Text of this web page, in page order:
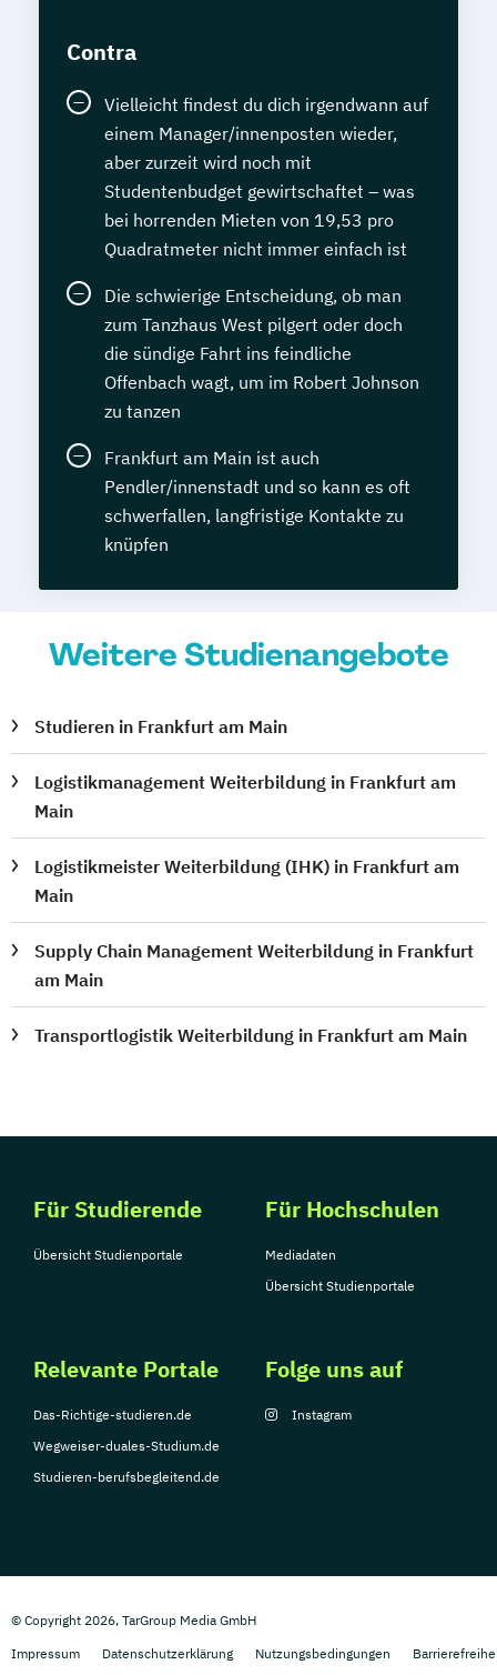
Contra
Vielleicht findest du dich irgendwann auf
einem Manager/innenposten wieder,
aber zurzeit wird noch mit
Studentenbudget gewirtschaftet – was
bei horrenden Mieten von 19,53 pro
Quadratmeter nicht immer einfach ist
Die schwierige Entscheidung, ob man
zum Tanzhaus West pilgert oder doch
die sündige Fahrt ins feindliche
Offenbach wagt, um im Robert Johnson
zu tanzen
Frankfurt am Main ist auch
Pendler/innenstadt und so kann es oft
schwerfallen, langfristige Kontakte zu
knüpfen
Weitere Studienangebote
Studieren in Frankfurt am Main
Logistikmanagement Weiterbildung in Frankfurt am
Main
Logistikmeister Weiterbildung (IHK) in Frankfurt am
Main
Supply Chain Management Weiterbildung in Frankfurt
am Main
Transportlogistik Weiterbildung in Frankfurt am Main
Für Studierende
Übersicht Studienportale
Für Hochschulen
Mediadaten
Übersicht Studienportale
Relevante Portale
Das-Richtige-studieren.de
Wegweiser-duales-Studium.de
Studieren-berufsbegleitend.de
Folge uns auf
Instagram
© Copyright 2026, TarGroup Media GmbH
Impressum
Datenschutzerklärung Nutzungsbedingungen